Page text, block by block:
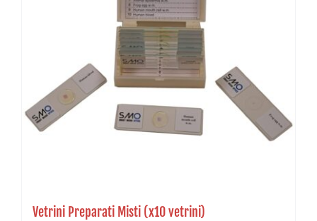
Vetrini Preparati Misti (x10 vetrini)